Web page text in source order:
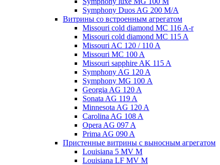
Symphony Duos AG 200 M/A
Витрины со встроенным агрегатом
Missouri cold diamond MC 116 A-r
Missouri cold diamond MC 115 A
Missouri AC 120 / 110 A
Missouri MC 100 A
Missouri sapphire AK 115 A
Symphony AG 120 A
Symphony MG 100 А
Georgia AG 120 A
Sonata AG 119 A
Minnesota AG 120 A
Carolina AG 108 A
Opera AG 097 A
Prima AG 090 A
Пристенные витрины с выносным агрегатом
Louisiana 5 MV M
Louisiana LF MV M